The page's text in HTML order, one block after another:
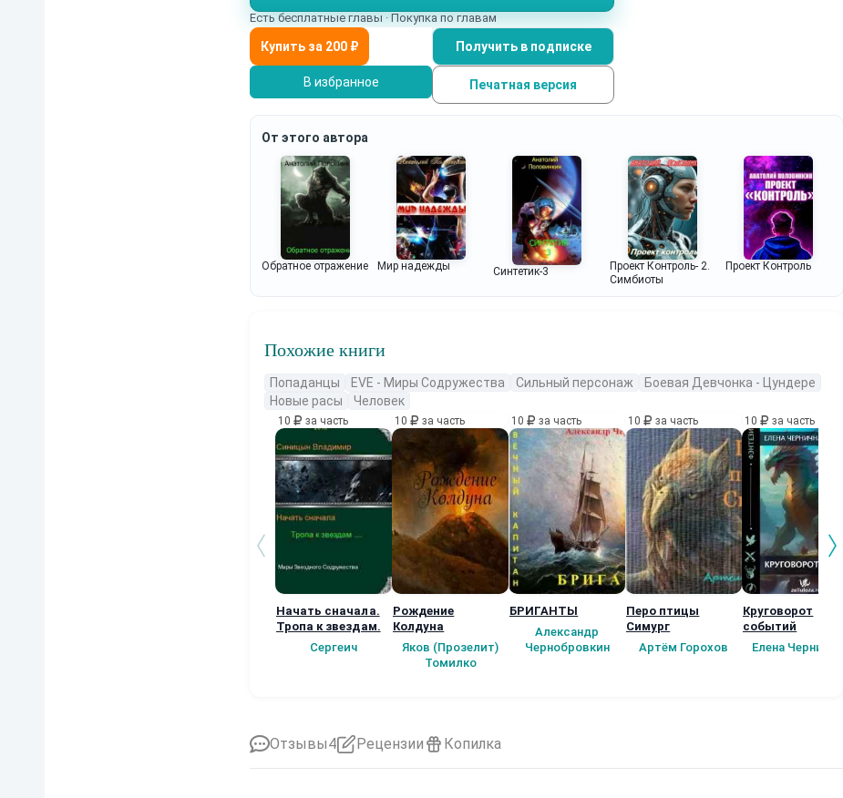
Есть бесплатные главы · Покупка по главам
Получить в подписке
В избранное Печатная версия
От этого автора
Обратное отражение Мир надежды Синтетик-3
Проект Контроль- 2.
Симбиоты
Проект Контроль
Похожие книги
Попаданцы EVE - Миры Содружества Сильный персонаж
Боевая Девчонка - Цундере
Новые расы
Человек
10 за часть
Начать сначала.
Тропа к звездам.
Сергеич
10 за часть
Рождение
Колдуна
Яков (Прозелит)
Томилко
10 за часть
БРИГАНТЫ
Александр
Чернобровкин
10 за часть
Перо птицы
Симург
Артём Горохов
10 за часть
Круговорот
событий
Елена Черничная
Отзывы4 Рецензии Копилка